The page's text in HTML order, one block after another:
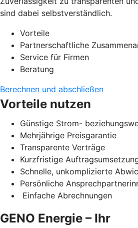
sind dabei selbstverständlich.
Vorteile
Partnerschaftliche
Service für Firmen
Beratung
Berechnen und abschließen
Vorteile nutzen
Günstige Strom-
Mehrjährige Preisgarantie
Transparente Verträge
Kurzfristige
Schnelle, unkomplizierte
Persönliche
Einfache Abrechnungen
GENO Energie – Ihr